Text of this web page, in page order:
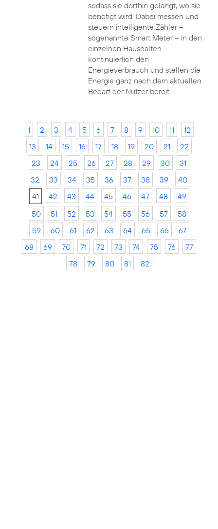
sodass sie dorthin gelangt, wo sie
benötigt wird. Dabei messen und
steuern intelligente Zähler –
sogenannte Smart Meter – in den
einzelnen Haushalten
kontinuierlich den
Energieverbrauch und stellen die
Energie ganz nach dem aktuellen
Bedarf der Nutzer bereit.
1 2 3 4 5 6 7 8 9 10 11
12
13
14 15 16 17 18 19 20 21
22
23
24 25 26 27 28 29 30
31
32
33 34 35 36 37 38 39
40
41
42 43 44 45 46 47 48
49
50
51 52 53 54 55 56 57
58
59
60 61 62 63 64 65 66
67
68
69 70 71 72 73 74 75 76
77
78
79 80 81 82